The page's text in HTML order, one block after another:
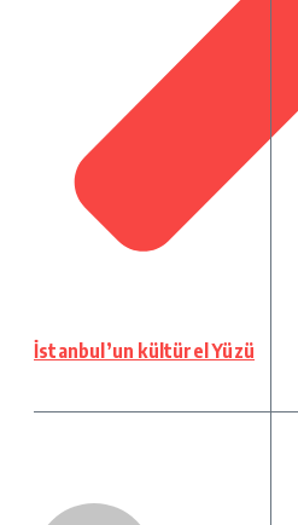
İstanbul’un kültürel Yüzü